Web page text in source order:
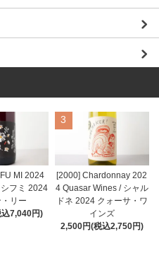
MI 2024
フミ 2024
・リー
7,040円)
3
[2000] Chardonnay 202
4 Quasar Wines / シャル
ドネ 2024 クォーサ・ワ
インズ
2,500円(税込2,750円)